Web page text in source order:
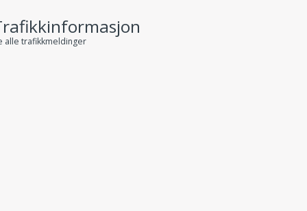
alle trafikkmeldinger